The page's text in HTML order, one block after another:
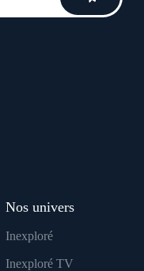
Nos univers
Inexploré
Inexploré TV